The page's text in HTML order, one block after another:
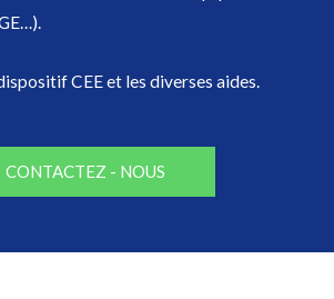
CEE et les diverses aides.
CONTACTEZ - NOUS